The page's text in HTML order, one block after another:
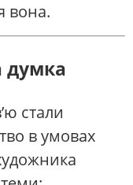
вона.
думка
стали
в умовах